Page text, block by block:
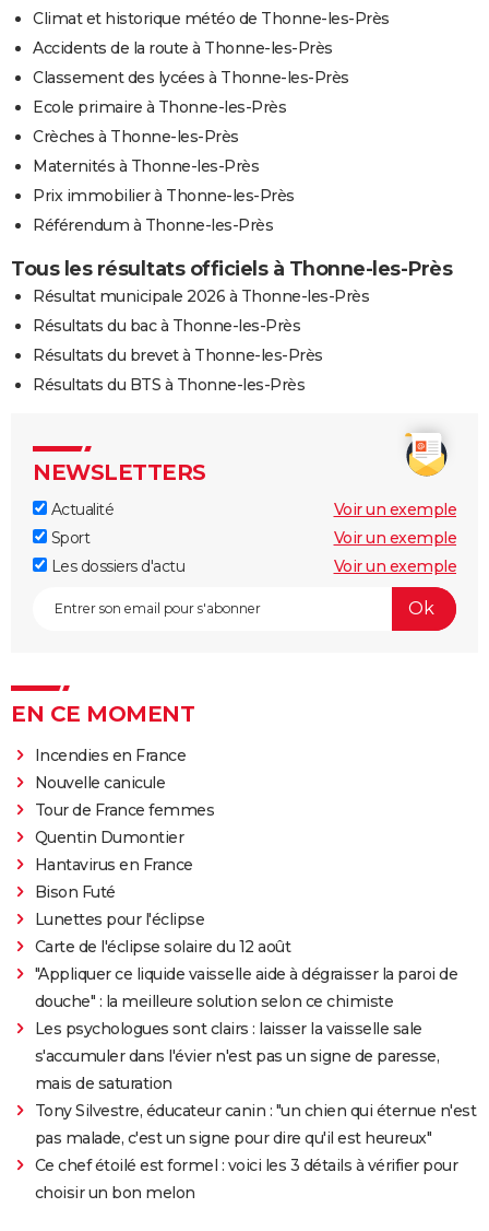
Climat et historique météo de Thonne-les-Près
Accidents de la route à Thonne-les-Près
Classement des lycées à Thonne-les-Près
Ecole primaire à Thonne-les-Près
Crèches à Thonne-les-Près
Maternités à Thonne-les-Près
Prix immobilier à Thonne-les-Près
Référendum à Thonne-les-Près
Tous les résultats officiels à Thonne-les-Près
Résultat municipale 2026 à Thonne-les-Près
Résultats du bac à Thonne-les-Près
Résultats du brevet à Thonne-les-Près
Résultats du BTS à Thonne-les-Près
NEWSLETTERS
Actualité
Voir un exemple
Sport
Voir un exemple
Les dossiers d'actu
Voir un exemple
EN CE MOMENT
Incendies en France
Nouvelle canicule
Tour de France femmes
Quentin Dumontier
Hantavirus en France
Bison Futé
Lunettes pour l'éclipse
Carte de l'éclipse solaire du 12 août
"Appliquer ce liquide vaisselle aide à dégraisser la paroi de
douche" : la meilleure solution selon ce chimiste
Les psychologues sont clairs : laisser la vaisselle sale
s'accumuler dans l'évier n'est pas un signe de paresse,
mais de saturation
Tony Silvestre, éducateur canin : "un chien qui éternue n'est
pas malade, c'est un signe pour dire qu'il est heureux"
Ce chef étoilé est formel : voici les 3 détails à vérifier pour
choisir un bon melon